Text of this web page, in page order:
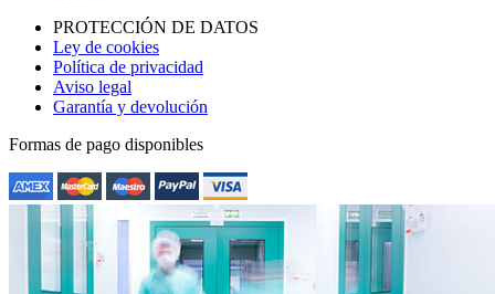
PROTECCIÓN DE DATOS
Ley de cookies
Política de privacidad
Aviso legal
Garantía y devolución
Formas de pago disponibles